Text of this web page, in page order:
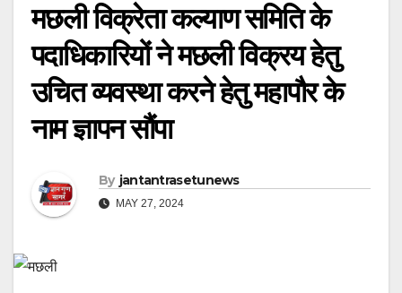
मछली विक्रेता कल्याण समिति के
पदाधिकारियों ने मछली विक्रय हेतु
उचित व्यवस्था करने हेतु महापौर के
नाम ज्ञापन सौंपा
By jantantrasetunews
MAY 27, 2024